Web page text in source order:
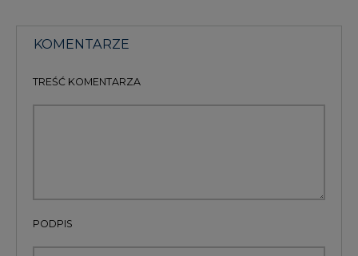
KOMENTARZE
TREŚĆ KOMENTARZA
PODPIS